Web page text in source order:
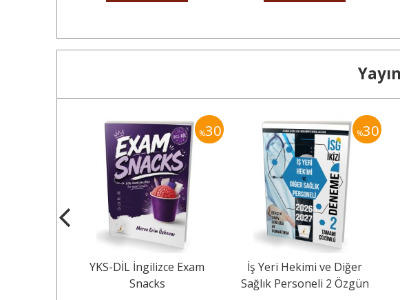
%30
YKS-DİL İngilizce Exam
Snacks
%30
İş Yeri Hekimi ve Diğer
Sağlık Personeli 2 Özgün